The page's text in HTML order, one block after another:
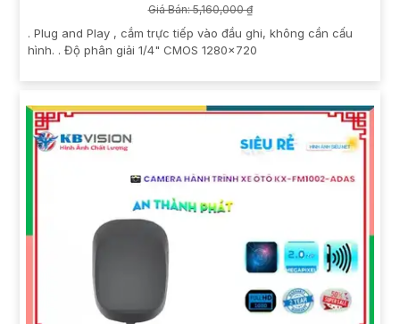
Giá Bán: 5,160,000 ₫
. Plug and Play , cắm trực tiếp vào đầu ghi, không cần cấu
hình. . Độ phân giải 1/4" CMOS 1280x720